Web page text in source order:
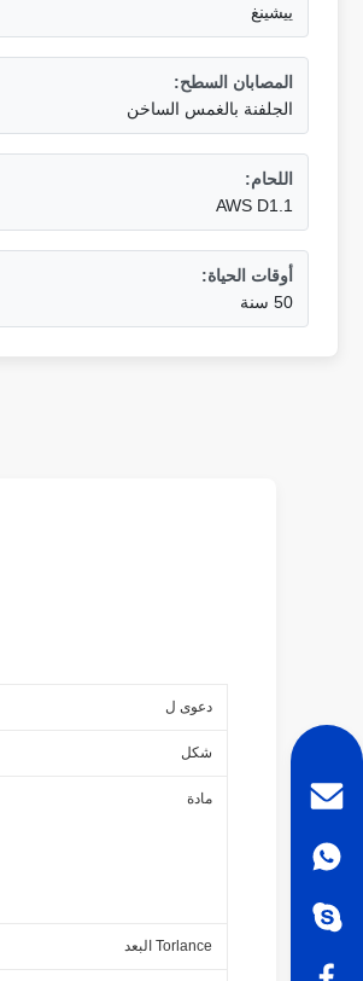
ييشينغ
المصابان السطح:
الجلفنة بالغمس الساخن
اللحام:
AWS D1.1
أوقات الحياة:
50 سنة
دعوى ل
شكل
مادة
Torlance البعد